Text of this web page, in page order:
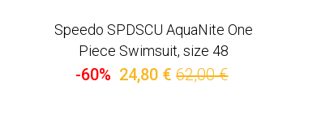
Speedo SPDSCU AquaNite One
Piece Swimsuit, size 48
-60% 24,80 € 62,00 €